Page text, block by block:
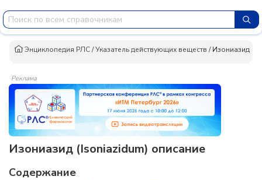
Энциклопедия РЛС/Указатель действующих веществ /Изониазид
Реклама
Изониазид (Isoniazidum) описание
Содержание